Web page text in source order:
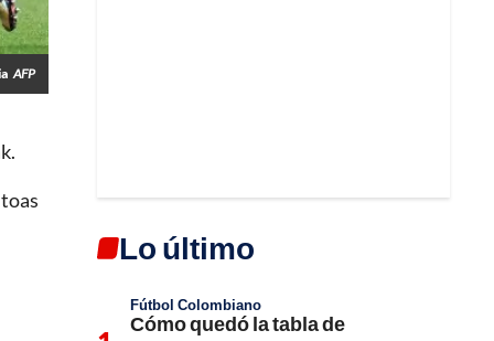
AFP
Lo último
Fútbol Colombiano
Cómo quedó la tabla de